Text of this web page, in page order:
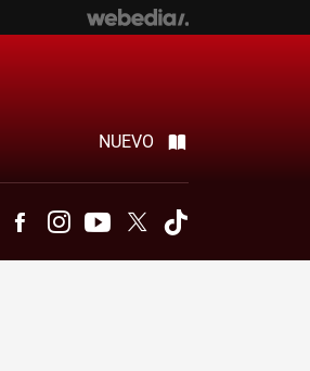
NUEVO
TelegramFacebookInstagramYoutubeTwitter